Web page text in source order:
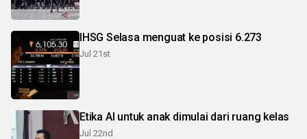
IHSG Selasa menguat ke posisi 6.273
Jul 21st
Etika AI untuk anak dimulai dari ruang kelas
Jul 22nd